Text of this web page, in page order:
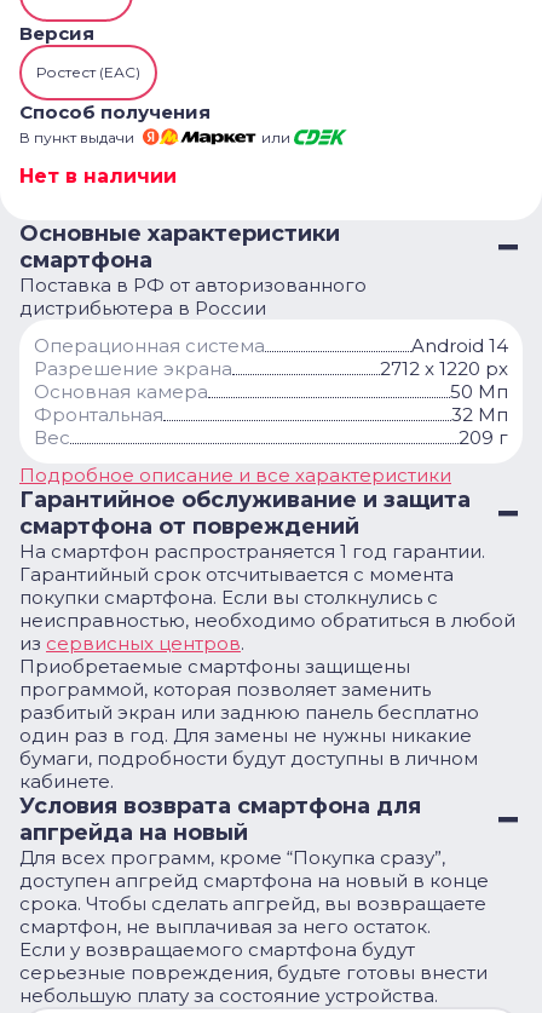
Версия
Ростест (ЕАС)
Способ получения
В пункт выдачи или
Нет в наличии
Основные характеристики
смартфона
Поставка в РФ от авторизованного
дистрибьютера в России
Операционная система
Android 14
Разрешение экрана
2712 x 1220 px
Основная камера
50 Мп
Фронтальная
32 Мп
Вес
209 г
Подробное описание и все характеристики
Гарантийное обслуживание и защита
смартфона от повреждений
На смартфон распространяется 1 год гарантии.
Гарантийный срок отсчитывается с момента
покупки смартфона. Если вы столкнулись с
неисправностью, необходимо обратиться в любой
из сервисных центров.
Приобретаемые смартфоны защищены
программой, которая позволяет заменить
разбитый экран или заднюю панель бесплатно
один раз в год. Для замены не нужны никакие
бумаги, подробности будут доступны в личном
кабинете.
Условия возврата смартфона для
апгрейда на новый
Для всех программ, кроме “Покупка сразу”,
доступен апгрейд смартфона на новый в конце
срока. Чтобы сделать апгрейд, вы возвращаете
смартфон, не выплачивая за него остаток.
Если у возвращаемого смартфона будут
серьезные повреждения, будьте готовы внести
небольшую плату за состояние устройства.